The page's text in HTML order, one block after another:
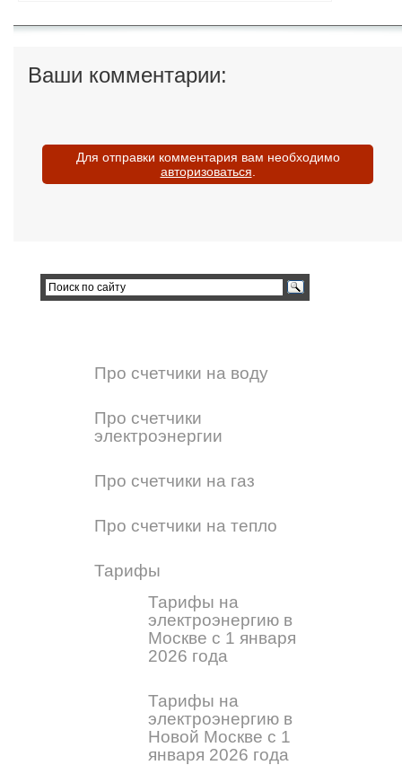
Ваши комментарии:
Для отправки комментария вам необходимо
авторизоваться
Про счетчики на воду
Про счетчики
электроэнергии
Про счетчики на газ
Про счетчики на тепло
Тарифы
Тарифы на
электроэнергию в
Москве с 1 января
2026 года
Тарифы на
электроэнергию в
Новой Москве с 1
января 2026 года